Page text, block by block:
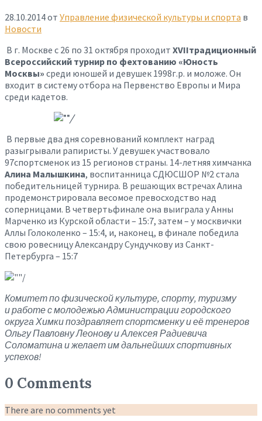
28.10.2014от Управление физической культуры и спорта в
Новости
В г. Москве с 26 по 31 октября проходит XVIIтрадиционный
Всероссийский турнир по фехтованию «Юность
Москвы» среди юношей и девушек 1998г.р. и моложе. Он
входит в систему отбора на Первенство Европы и Мира
среди кадетов.
В первые два дня соревнований комплект наград
разыгрывали рапиристы. У девушек участвовало
97спортсменок из 15 регионов страны. 14-летняя химчанка
Алина Малышкина, воспитанница СДЮСШОР №2 стала
победительницей турнира. В решающих встречах Алина
продемонстрировала весомое превосходство над
соперницами. В четвертьфинале она выиграла у Анны
Марченко из Курской области – 15:7, затем – у москвички
Аллы Голоколенко – 15:4, и, наконец, в финале победила
свою ровесницу Александру Сундучкову из Санкт-
Петербурга – 15:7
Комитет по физической культуре, спорту, туризму
и работе с молодежью Администрации городского
округа Химки поздравляет спортсменку и её тренеров
Ольгу Павловну Леонову и Алексея Радиевича
Соломатина и желает им дальнейших спортивных
успехов!
0 Comments
There are no comments yet